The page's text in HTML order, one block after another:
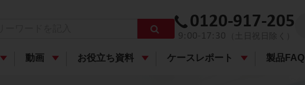
0120-917-205
9:00-17:30
動画 お役立ち資料 ケースレポート 製品FAQ